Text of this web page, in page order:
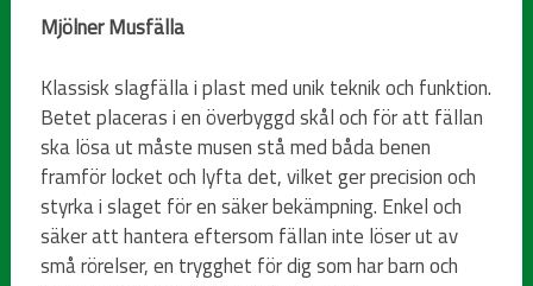
Mjölner Musfälla
Klassisk slagfälla i plast med unik teknik och funktion.
Betet placeras i en överbyggd skål och för att fällan
ska lösa ut måste musen stå med båda benen
framför locket och lyfta det, vilket ger precision och
styrka i slaget för en säker bekämpning. Enkel och
säker att hantera eftersom fällan inte löser ut av
små rörelser, en trygghet för dig som har barn och